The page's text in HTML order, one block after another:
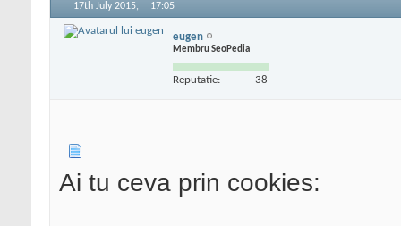
17th July 2015, 17:05
eugen
Membru SeoPedia
Reputatie: 38
Ai tu ceva prin cookies: